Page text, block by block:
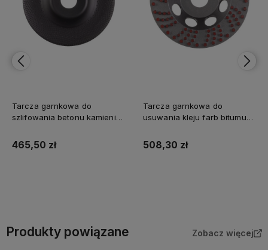
Tarcza garnkowa do
szlifowania betonu kamienia
Milwaukee
465,50 zł
Tarcza garnkowa do
usuwania kleju farb bitumu
508,30 zł
Produkty powiązane Zobacz więcej